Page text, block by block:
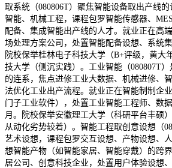
取系统（080806T）聚焦智能设备取出产线
智能、机械工程，课程包罗智能传感器、
配备、集成智能出产线的人才。就业正在高
场处理方案公司，处置智能配备设想、系统
院校保举桂林电子科技大学（B+评级，黄大
技大学（侧沉实践）。工业智能（080807T
的连系，焦点进修工业大数据、机械进修、
法优化工业出产流程。就业正在智能制制企
门子工业软件），处置工业智能工程师、数
月。院校保举安徽理工大学（科研平台丰硕
从动化劣势较着）。智能工程取创意设想（
艺术设想，课程包罗交互设想、产物设想、
想智能产物（如智能家居、智能穿戴）的跨
居公司、创意科技企业，处置用户体验设想